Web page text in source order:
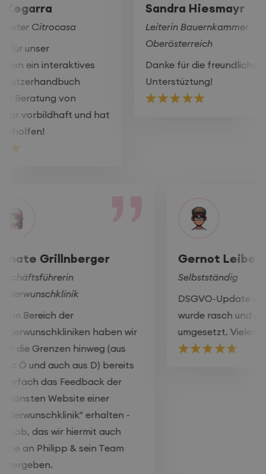
Sandra Hiesmayr
Leiterin Bauernkammer
Danke für die freundliche
Unterstüztung!
Schnell
Renate Grillnberger
Geschäftsführerin
Kinderwunschklinik
[...] Im Bereich der
Kinderwunschkliniken haben wir
über die Grenzen hinweg (aus
ganz Ö und auch aus D) bereits
mehrfach das Feedback der
"schönsten Website einer
Kinderwunschklinik" erhalten -
ein Lob, das wir hiermit auch
gerne an Philipp & sein Team